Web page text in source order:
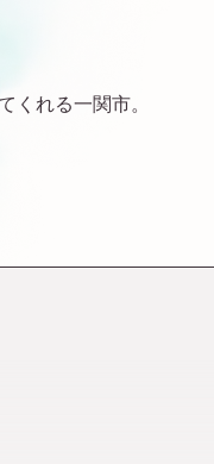
れる一関市。